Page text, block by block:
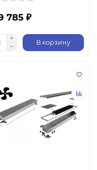
785 ₽
В корзину